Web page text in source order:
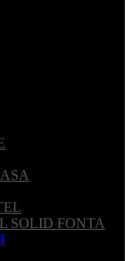
SOLID FONTA